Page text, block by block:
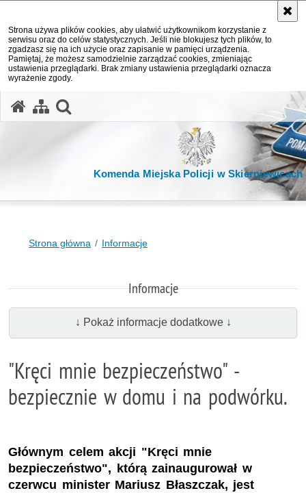
Strona używa plików cookies, aby ułatwić użytkownikom korzystanie z
serwisu oraz do celów statystycznych. Jeśli nie blokujesz tych plików, to
zgadzasz się na ich użycie oraz zapisanie w pamięci urządzenia.
Pamiętaj, że możesz samodzielnie zarządzać cookies, zmieniając
ustawienia przeglądarki. Brak zmiany ustawienia przeglądarki oznacza
wyrażenie zgody.
Komenda Miejska Policji w Skierniewicach
Strona główna Informacje
Informacje
↓ Pokaż informacje dodatkowe ↓
"Kręci mnie bezpieczeństwo" -
bezpiecznie w domu i na podwórku.
Głównym celem akcji "Kręci mnie
bezpieczeństwo", którą zainaugurował w
czerwcu minister Mariusz Błaszczak, jest